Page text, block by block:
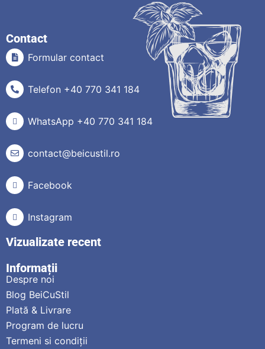
Contact
Formular contact
Telefon +40 770 341 184
WhatsApp +40 770 341 184
contact@beicustil.ro
Facebook
Instagram
Vizualizate recent
Informații
Despre noi
Blog BeiCuStil
Plată & Livrare
Program de lucru
Termeni si condiții